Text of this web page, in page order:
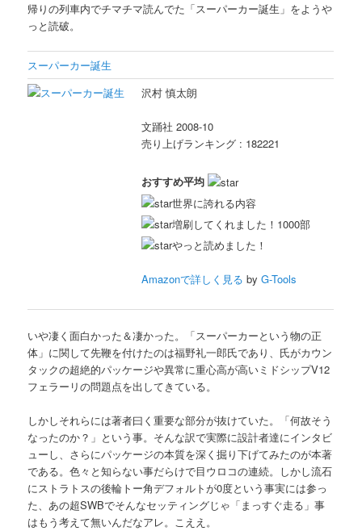
帰りの列車内でチマチマ読んでた「スーパーカー誕生」をようや
っと読破。
スーパーカー誕生
沢村 慎太朗
文踊社 2008-10
売り上げランキング : 182221
おすすめ平均
世界に誇れる内容
増刷してくれました！1000部
やっと読めました！
Amazonで詳しく見る byG-Tools
いや凄く面白かった＆凄かった。「スーパーカーという物の正
体」に関して先鞭を付けたのは福野礼一郎氏であり、氏がカウン
タックの超絶的パッケージや異常に重心高が高いミドシップV12
フェラーリの問題点を出してきている。
しかしそれらには著者曰く重要な部分が抜けていた。「何故そう
なったのか？」という事。そんな訳で実際に設計者達にインタビ
ューし、さらにパッケージの本質を深く掘り下げてみたのが本著
である。色々と知らない事だらけで目ウロコの連続。しかし流石
にストラトスの後輪トー角デフォルトが0度という事実には参っ
た、あの超SWBでそんなセッティングじゃ「まっすぐ走る」事
はもう考えて無いんだなアレ。こええ。